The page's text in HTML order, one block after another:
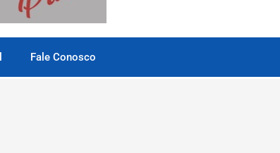
Fale Conosco